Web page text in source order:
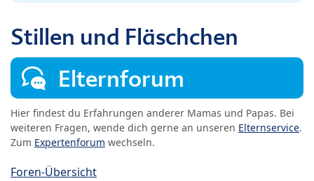
Stillen und Fläschchen
Elternforum
Hier findest du Erfahrungen anderer Mamas und Papas. Bei
weiteren Fragen, wende dich gerne an unseren Elternservice.
Zum Expertenforum wechseln.
Foren-Übersicht